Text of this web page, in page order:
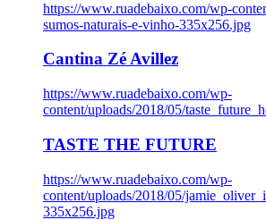
https://www.ruadebaixo.com/wp-
sumos-naturais-e-vinho-335x256.jpg
Cantina Zé Avillez
https://www.ruadebaixo.com/wp-
content/uploads/2018/05/
TASTE THE FUTURE
https://www.ruadebaixo.com/wp-
content/uploads/2018/05/
335x256.jpg